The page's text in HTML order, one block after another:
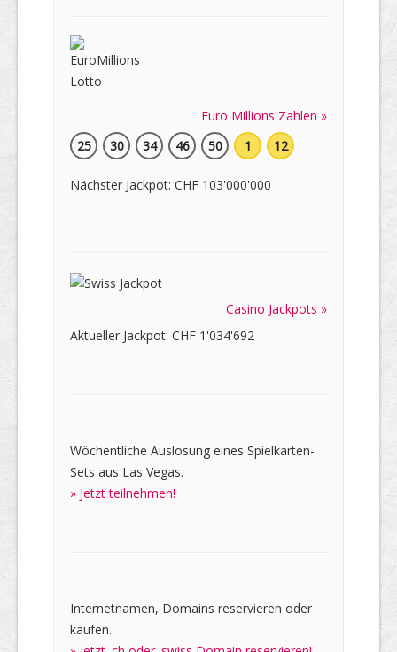
Euro Millions Zahlen »
25
30 34 46 50 1 12
Nächster Jackpot: CHF 103'000'000
Casino Jackpots »
Aktueller Jackpot: CHF 1'034'692
Wöchentliche Auslosung eines Spielkarten-
Sets aus Las Vegas.
» Jetzt teilnehmen!
Internetnamen, Domains reservieren oder
kaufen.